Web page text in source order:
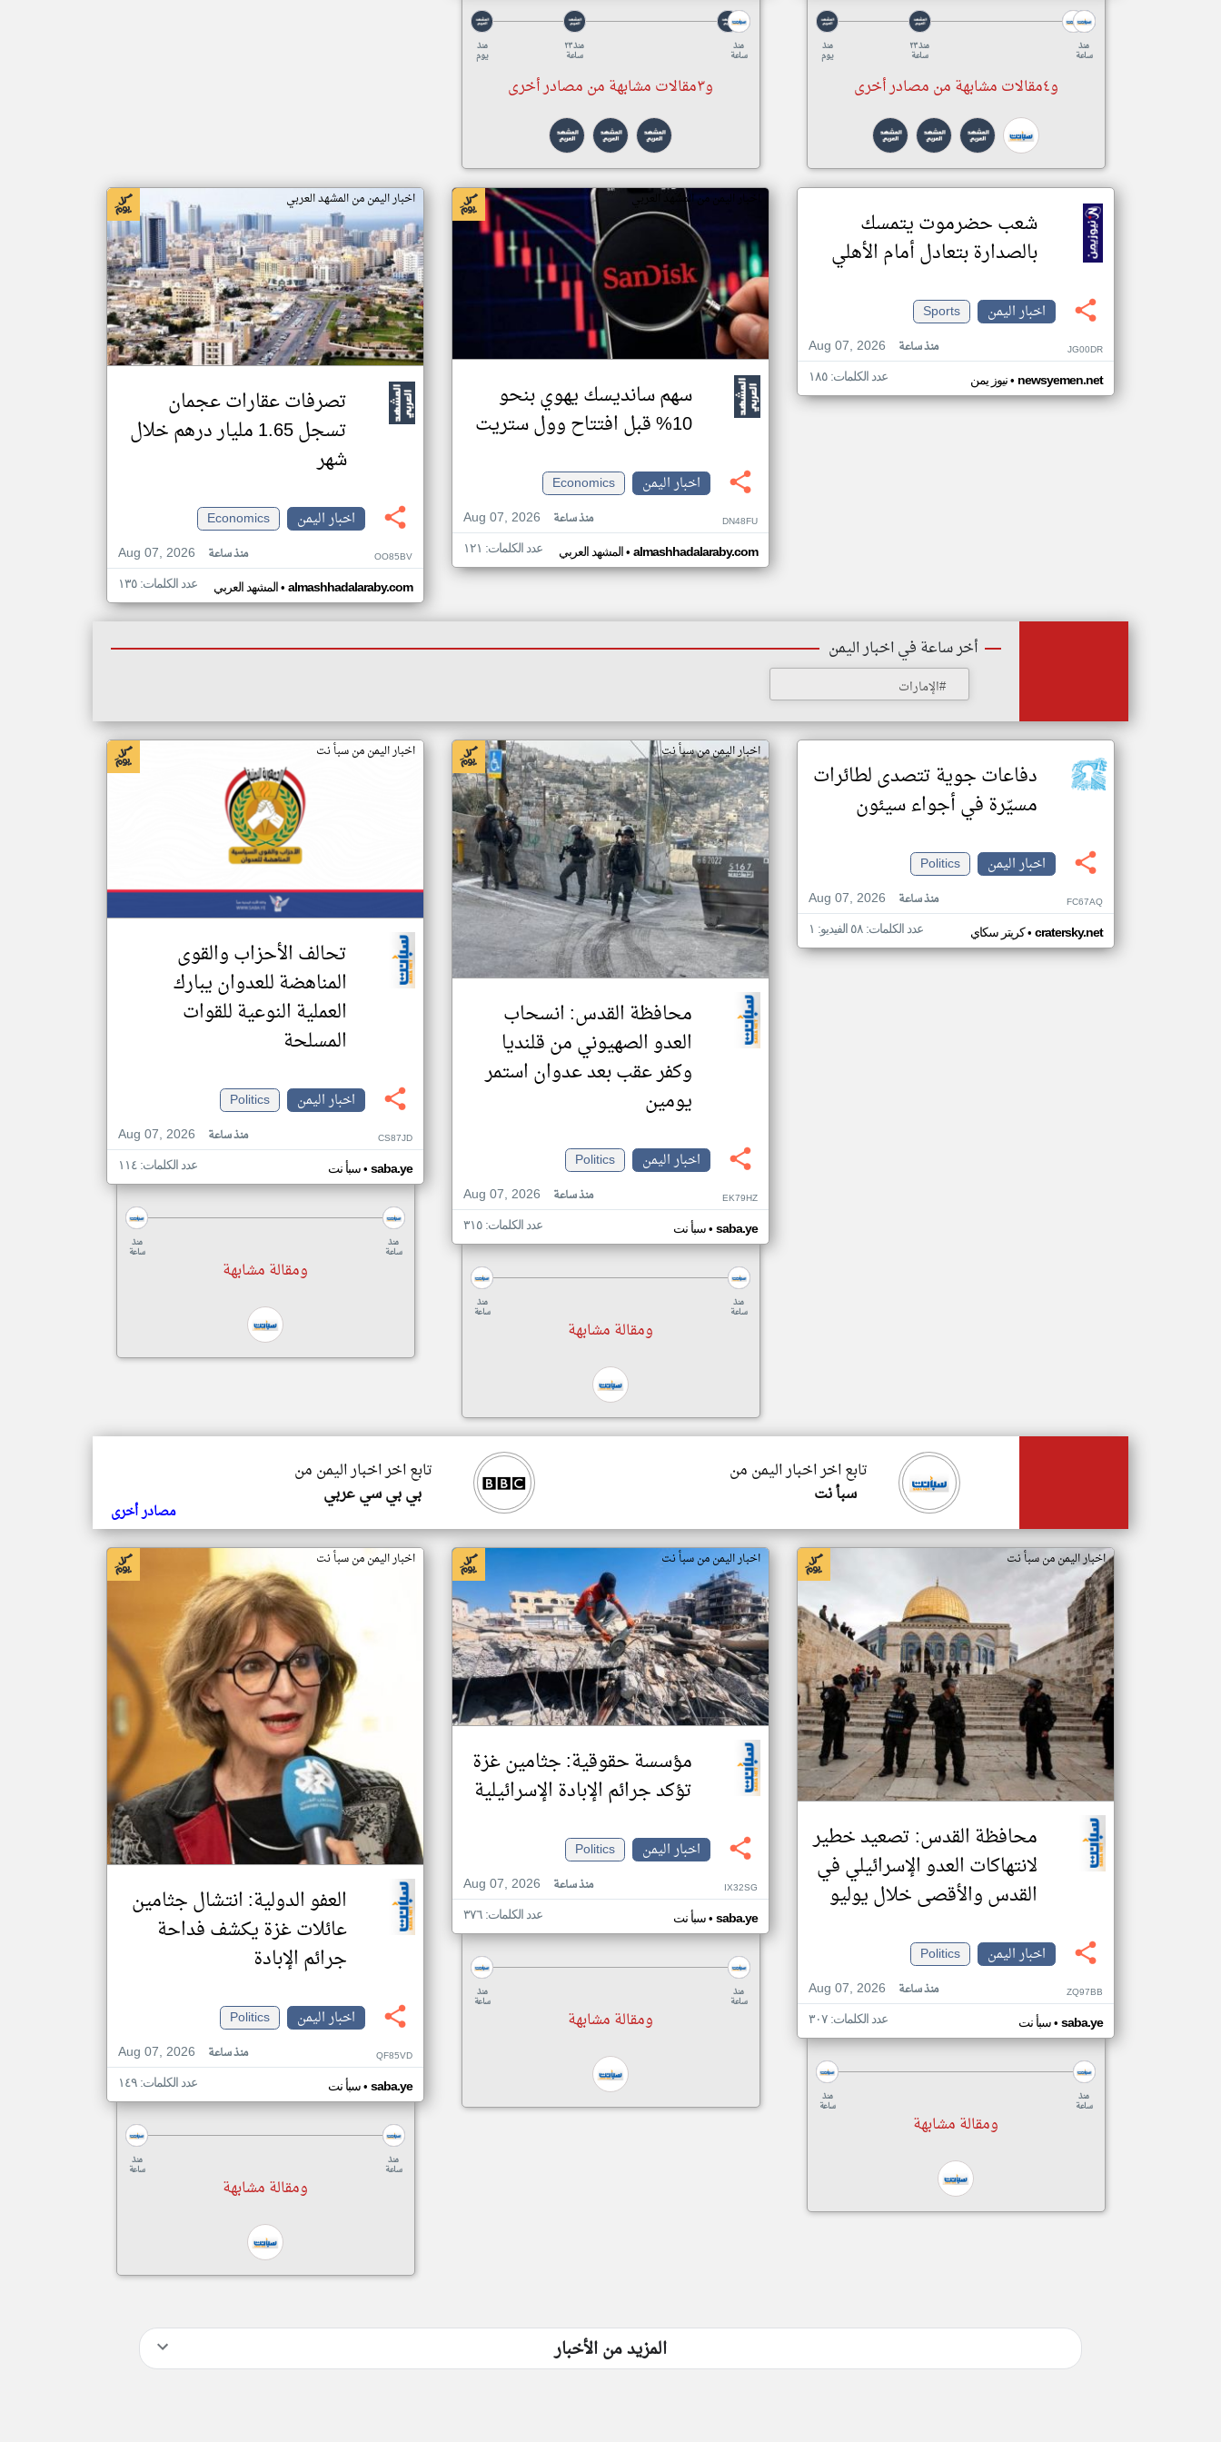
منذ
يوم
منذ ٢٣
ساعة
منذ
ساعة
و٤مقالات مشابهة من مصادر أخرى
منذ
يوم
منذ ٢٣
ساعة
منذ
ساعة
و٣مقالات مشابهة من مصادر أخرى
شعب حضرموت يتمسك
بالصدارة بتعادل أمام الأهلي
اخبار اليمن
Sports
Aug 07, 2026
منذ ساعة JG00DR
نيوز يمن• newsyemen.net عدد الكلمات: ١٨٥
اخبار اليمن من المشهد العربي
سهم سانديسك يهوي بنحو
10% قبل افتتاح وول ستريت
اخبار اليمن
Economics
Aug 07, 2026
منذ ساعة DN48FU
المشهد العربي• almashhadalaraby.com عدد الكلمات: ١٢١
اخبار اليمن من المشهد العربي
تصرفات عقارات عجمان
تسجل 1.65 مليار درهم خلال
شهر
اخبار اليمن
Economics
Aug 07, 2026
منذ ساعة OO85BV
المشهد العربي• almashhadalaraby.com عدد الكلمات: ١٣٥
أخر ساعة في اخبار اليمن
#الإمارات
دفاعات جوية تتصدى لطائرات
مسيّرة في أجواء سيئون
اخبار اليمن
Politics
Aug 07, 2026
منذ ساعة FC67AQ
كريتر سكاي• cratersky.net عدد الكلمات: ٥٨ الفيديو: ١
اخبار اليمن من سبأ نت
محافظة القدس: انسحاب
العدو الصهيوني من قلنديا
وكفر عقب بعد عدوان استمر
يومين
اخبار اليمن
Politics
Aug 07, 2026
منذ ساعة EK79HZ
سبأ نت• saba.ye عدد الكلمات: ٣١٥
منذ
ساعة
منذ
ساعة
ومقالة مشابهة
اخبار اليمن من سبأ نت
تحالف الأحزاب والقوى
المناهضة للعدوان يبارك
العملية النوعية للقوات
المسلحة
اخبار اليمن
Politics
Aug 07, 2026
منذ ساعة CS87JD
سبأ نت• saba.ye عدد الكلمات: ١١٤
منذ
ساعة
منذ
ساعة
ومقالة مشابهة
تابع اخر اخبار اليمن من
بي بي سي عربي
تابع اخر اخبار اليمن من
سبأ نت
مصادر أخرى
اخبار اليمن من سبأ نت
محافظة القدس: تصعيد خطير
لانتهاكات العدو الإسرائيلي في
القدس والأقصى خلال يوليو
اخبار اليمن
Politics
Aug 07, 2026
منذ ساعة ZQ97BB
سبأ نت• saba.ye عدد الكلمات: ٣٠٧
منذ
ساعة
منذ
ساعة
ومقالة مشابهة
اخبار اليمن من سبأ نت
مؤسسة حقوقية: جثامين غزة
تؤكد جرائم الإبادة الإسرائيلية
اخبار اليمن
Politics
Aug 07, 2026
منذ ساعة IX32SG
سبأ نت• saba.ye عدد الكلمات: ٣٧٦
منذ
ساعة
منذ
ساعة
ومقالة مشابهة
اخبار اليمن من سبأ نت
العفو الدولية: انتشال جثامين
عائلات غزة يكشف فداحة
جرائم الإبادة
اخبار اليمن
Politics
Aug 07, 2026
منذ ساعة QF85VD
سبأ نت• saba.ye عدد الكلمات: ١٤٩
منذ
ساعة
منذ
ساعة
ومقالة مشابهة
المزيد من الأخبار